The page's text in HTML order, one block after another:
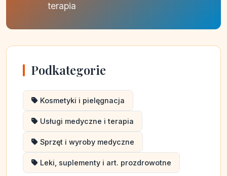
terapia
Podkategorie
Kosmetyki i pielęgnacja
Usługi medyczne i terapia
Sprzęt i wyroby medyczne
Leki, suplementy i art. prozdrowotne